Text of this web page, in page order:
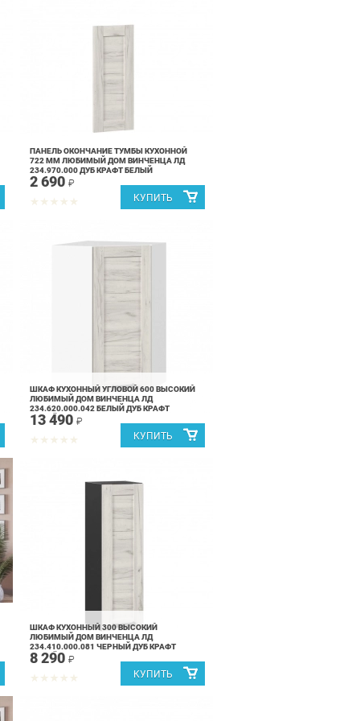
ПАНЕЛЬ ОКОНЧАНИЕ ТУМБЫ КУХОННОЙ
722 ММ ЛЮБИМЫЙ ДОМ ВИНЧЕНЦА ЛД
234.970.000 ДУБ КРАФТ БЕЛЫЙ
2 690 ₽
ШКАФ КУХОННЫЙ УГЛОВОЙ 600 ВЫСОКИЙ
ЛЮБИМЫЙ ДОМ ВИНЧЕНЦА ЛД
234.620.000.042 БЕЛЫЙ ДУБ КРАФТ
БЕЛЫЙ
13 490 ₽
ШКАФ КУХОННЫЙ 300 ВЫСОКИЙ
ЛЮБИМЫЙ ДОМ ВИНЧЕНЦА ЛД
234.410.000.081 ЧЕРНЫЙ ДУБ КРАФТ
БЕЛЫЙ
8 290 ₽